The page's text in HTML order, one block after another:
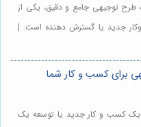
توجیهی جامع و دقیق، یکی از
جدید یا گسترش دهنده است. |
برای کسب و کار شما
یک کسب و کار جدید یا توسعه یک